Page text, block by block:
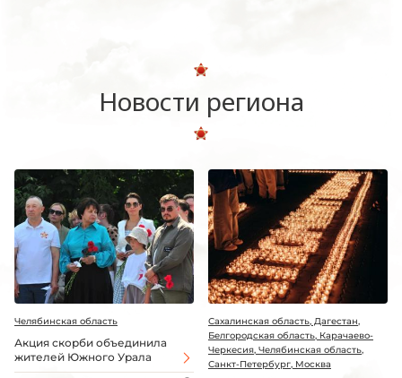
Новости региона
Челябинская область
Акция скорби объединила
жителей Южного Урала
Сахалинская область, Дагестан,
Белгородская область, Карачаево-
Черкесия, Челябинская область,
Санкт-Петербург, Москва